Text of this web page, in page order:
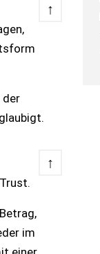
↑
der
↑
im